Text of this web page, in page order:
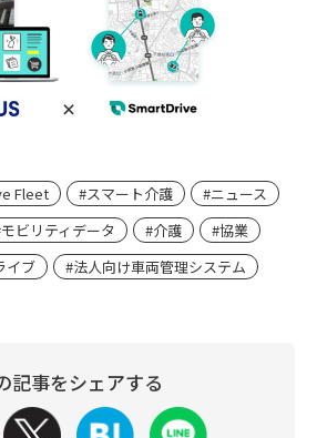
Fleet #スマート介護
#ニュース
ビリティデータ #介護
#協業
イブ
#法人向け車両管理システム
記事をシェアする